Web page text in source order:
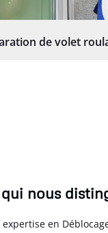
de volet
nous
en